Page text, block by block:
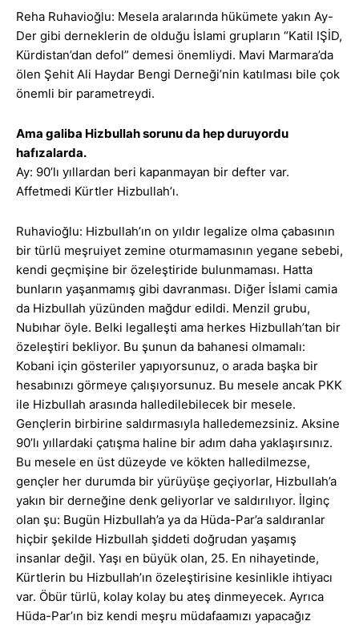
Reha Ruhavioğlu: Mesela aralarında hükümete yakın Ay-
Der gibi derneklerin de olduğu İslami grupların “Katil IŞİD,
Kürdistan’dan defol” demesi önemliydi. Mavi Marmara’da
ölen Şehit Ali Haydar Bengi Derneği’nin katılması bile çok
önemli bir parametreydi.
Ama galiba Hizbullah sorunu da hep duruyordu
hafızalarda.
Ay: 90’lı yıllardan beri kapanmayan bir defter var.
Affetmedi Kürtler Hizbullah’ı.
Ruhavioğlu: Hizbullah’ın on yıldır legalize olma çabasının
bir türlü meşruiyet zemine oturmamasının yegane sebebi,
kendi geçmişine bir özeleştiride bulunmaması. Hatta
bunların yaşanmamış gibi davranması. Diğer İslami camia
da Hizbullah yüzünden mağdur edildi. Menzil grubu,
Nubıhar öyle. Belki legalleşti ama herkes Hizbullah’tan bir
özeleştiri bekliyor. Bu şunun da bahanesi olmamalı:
Kobani için gösteriler yapıyorsunuz, o arada başka bir
hesabınızı görmeye çalışıyorsunuz. Bu mesele ancak PKK
ile Hizbullah arasında halledilebilecek bir mesele.
Gençlerin birbirine saldırmasıyla halledemezsiniz. Aksine
90’lı yıllardaki çatışma haline bir adım daha yaklaşırsınız.
Bu mesele en üst düzeyde ve kökten halledilmezse,
gençler her durumda bir yürüyüşe geçiyorlar, Hizbullah’a
yakın bir derneğine denk geliyorlar ve saldırılıyor. İlginç
olan şu: Bugün Hizbullah’a ya da Hüda-Par’a saldıranlar
hiçbir şekilde Hizbullah şiddeti doğrudan yaşamış
insanlar değil. Yaşı en büyük olan, 25. En nihayetinde,
Kürtlerin bu Hizbullah’ın özeleştirisine kesinlikle ihtiyacı
var. Öbür türlü, kolay kolay bu ateş dinmeyecek. Ayrıca
Hüda-Par’ın biz kendi meşru müdafaamızı yapacağız